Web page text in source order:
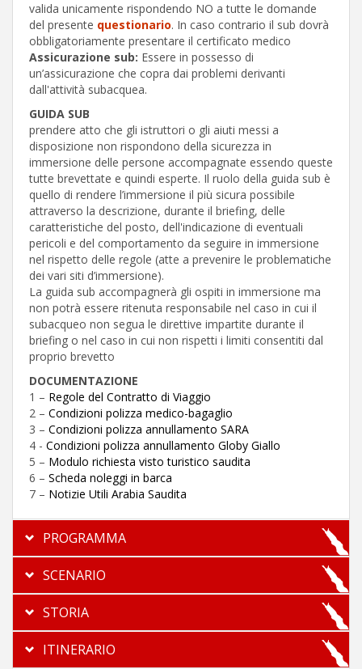
valida unicamente rispondendo NO a tutte le domande
del presente questionario. In caso contrario il sub dovrà
obbligatoriamente presentare il certificato medico
Assicurazione sub: Essere in possesso di
un’assicurazione che copra dai problemi derivanti
dall'attività subacquea.
GUIDA SUB
prendere atto che gli istruttori o gli aiuti messi a
disposizione non rispondono della sicurezza in
immersione delle persone accompagnate essendo queste
tutte brevettate e quindi esperte. Il ruolo della guida sub è
quello di rendere l’immersione il più sicura possibile
attraverso la descrizione, durante il briefing, delle
caratteristiche del posto, dell'indicazione di eventuali
pericoli e del comportamento da seguire in immersione
nel rispetto delle regole (atte a prevenire le problematiche
dei vari siti d’immersione).
La guida sub accompagnerà gli ospiti in immersione ma
non potrà essere ritenuta responsabile nel caso in cui il
subacqueo non segua le direttive impartite durante il
briefing o nel caso in cui non rispetti i limiti consentiti dal
proprio brevetto
DOCUMENTAZIONE
1 – Regole del Contratto di Viaggio
2 – Condizioni polizza medico-bagaglio
3 – Condizioni polizza annullamento SARA
4 - Condizioni polizza annullamento Globy Giallo
5 – Modulo richiesta visto turistico saudita
6 – Scheda noleggi in barca
7 – Notizie Utili Arabia Saudita
PROGRAMMA
SCENARIO
STORIA
ITINERARIO